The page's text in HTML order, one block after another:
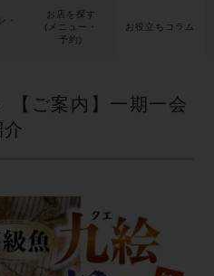
・
お店を探す
(メニュー・
予約)
お役立ちコラム
【ご案内】一期一会